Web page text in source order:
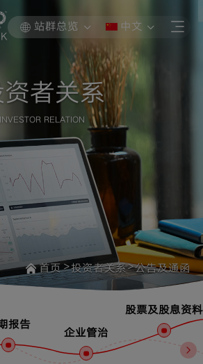
站群总览 中文
者关系
INVESTOR RELATION
首页>投资者关系>公告及通函
报告
企业管治
股票及股息资料